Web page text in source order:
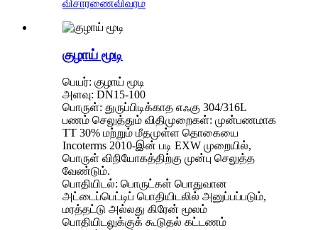
விசாரணைவிவரம்
குழாய் மூடி
பெயர்: குழாய் மூடி
அளவு: DN15-100
பொருள்: துருப்பிடிக்காத எஃகு 304/316L
பணம் செலுத்தும் விதிமுறைகள்: முன்பணமாக
TT 30% மற்றும் மீதமுள்ள தொகையை
Incoterms 2010-இன் படி EXW முறையில்,
பொருள் விநியோகத்திற்கு முன்பு செலுத்த
வேண்டும்.
பொதியிடல்: பொருட்கள் பொதுவான
அட்டைப்பெட்டிப் பொதியிடலில் அனுப்பப்படும்,
மரத்தட்டு அல்லது கிரேன் மூலம்
பொதியிடலுக்குக் கூடுதல் கட்டணம்